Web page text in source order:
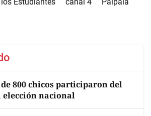
de 800 chicos participaron del
elección nacional